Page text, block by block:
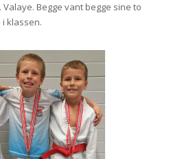
Valaye. Begge vant begge sine to
klassen.